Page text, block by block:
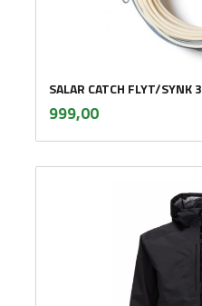
SALAR CATCH FLYT/SYNK 3
Pris
999,00mva.